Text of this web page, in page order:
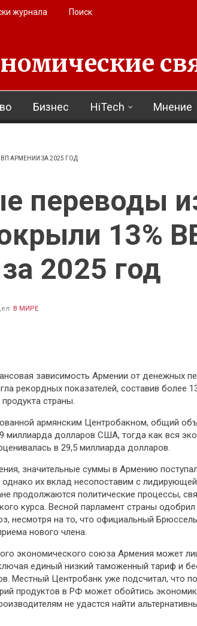
журнала Поиск
Бизнес HiTech Мнение
АРМЕНИИ ЗА 2025 ГОД
переводы
13%
2025 год
В МИРЕ
зависимость Армении от денежных
рекордных показателей, составив более
страны.
армянским Центробакном, общий
миллиарда долларов США, тогда как вся
в 29,5 миллиарда долларов.
значительные суммы в Армению
их вклад несопоставим с
продолжаются политические процессы,
курса. Весной парламент страны
несмотря на то, что официальный
нового члена.
экономического союза Армения может
единый низкий таможенный тариф и
Местный Центробанк уже подсчитал, что
продуктов в РФ может обойтись
не удастся найти